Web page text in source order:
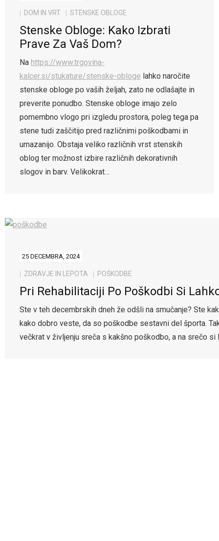
DOM IN VRT STENSKE OBLOGE
Stenske Obloge: Kako Izbrati
Prave Za Vaš Dom?
Na https://www.trgovina-
kalcer.si/stukature/stenske-obloge lahko naročite
stenske obloge po vaših željah, zato ne odlašajte in
preverite ponudbo. Stenske obloge imajo zelo
pomembno vlogo pri izgledu prostora, poleg tega pa
stene tudi zaščitijo pred različnimi poškodbami in
umazanijo. Obstaja veliko različnih vrst stenskih
oblog ter možnost izbire različnih dekorativnih
slogov in barv. Velikokrat…
25 DECEMBRA, 2024
ZDRAVJE IN LEPOTA POŠKODBE
Pri Rehabilitaciji Po Poškodbi Si
Ste v teh decembrskih dneh že odšli na smučanje? Ste
kako dobro veste, da so poškodbe sestavni del športa.
večkrat v življenju sreča s kakšno poškodbo, a na srečo